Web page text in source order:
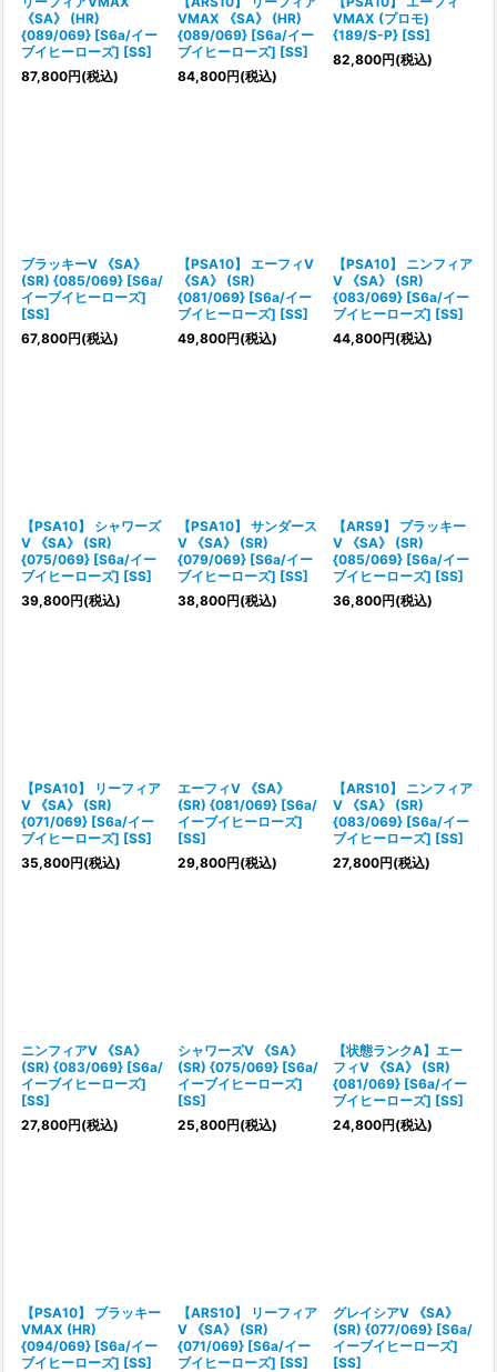
《SA》 (HR)
{089/069} [S6a/イー
ブイヒーローズ] [SS]
87,800円(税込)
VMAX 《SA》 (HR)
{089/069} [S6a/イー
ブイヒーローズ] [SS]
84,800円(税込)
VMAX (プロモ)
{189/S-P} [SS]
82,800円(税込)
ブラッキーV 《SA》
(SR) {085/069} [S6a/
イーブイヒーローズ]
[SS]
67,800円(税込)
【PSA10】 エーフィV
《SA》 (SR)
{081/069} [S6a/イー
ブイヒーローズ] [SS]
49,800円(税込)
【PSA10】 ニンフィア
V 《SA》 (SR)
{083/069} [S6a/イー
ブイヒーローズ] [SS]
44,800円(税込)
【PSA10】 シャワーズ
V 《SA》 (SR)
{075/069} [S6a/イー
ブイヒーローズ] [SS]
39,800円(税込)
【PSA10】 サンダース
V 《SA》 (SR)
{079/069} [S6a/イー
ブイヒーローズ] [SS]
38,800円(税込)
【ARS9】 ブラッキー
V 《SA》 (SR)
{085/069} [S6a/イー
ブイヒーローズ] [SS]
36,800円(税込)
【PSA10】 リーフィア
V 《SA》 (SR)
{071/069} [S6a/イー
ブイヒーローズ] [SS]
35,800円(税込)
エーフィV 《SA》
(SR) {081/069} [S6a/
イーブイヒーローズ]
[SS]
29,800円(税込)
【ARS10】 ニンフィア
V 《SA》 (SR)
{083/069} [S6a/イー
ブイヒーローズ] [SS]
27,800円(税込)
ニンフィアV 《SA》
(SR) {083/069} [S6a/
イーブイヒーローズ]
[SS]
27,800円(税込)
シャワーズV 《SA》
(SR) {075/069} [S6a/
イーブイヒーローズ]
[SS]
25,800円(税込)
【状態ランクA】エー
フィV 《SA》 (SR)
{081/069} [S6a/イー
ブイヒーローズ] [SS]
24,800円(税込)
【PSA10】 ブラッキー
VMAX (HR)
{094/069} [S6a/イー
ブイヒーローズ] [SS]
【ARS10】 リーフィア
V 《SA》 (SR)
{071/069} [S6a/イー
ブイヒーローズ] [SS]
グレイシアV 《SA》
(SR) {077/069} [S6a/
イーブイヒーローズ]
[SS]